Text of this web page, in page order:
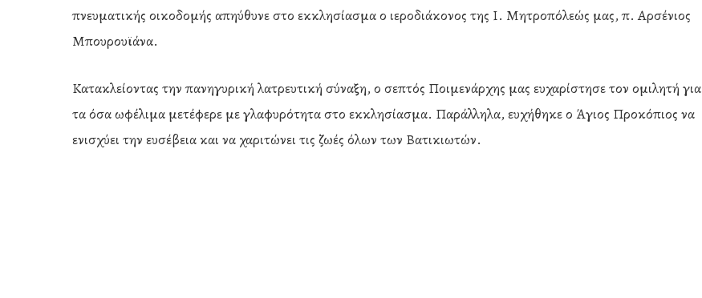
πνευματικής οικοδομής απηύθυνε στο εκκλησίασμα ο ιεροδιάκονος της Ι. Μητροπόλεώς μας, π. Αρσένιος
Μπουρουϊάνα.
Κατακλείοντας την πανηγυρική λατρευτική σύναξη, ο σεπτός Ποιμενάρχης μας ευχαρίστησε τον ομιλητή για
τα όσα ωφέλιμα μετέφερε με γλαφυρότητα στο εκκλησίασμα. Παράλληλα, ευχήθηκε ο Άγιος Προκόπιος να
ενισχύει την ευσέβεια και να χαριτώνει τις ζωές όλων των Βατικιωτών.